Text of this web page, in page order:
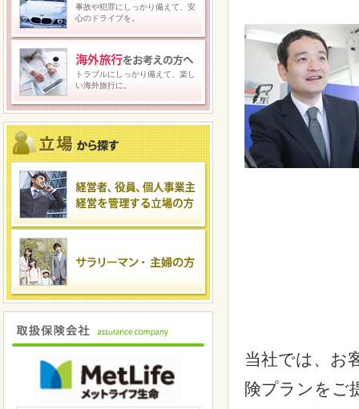
当社では、お
険プランをご
事故や犯罪にしっかり備えて、安
心のドライブを。
トラブルにしっかり備えて、楽し
い海外旅行に。